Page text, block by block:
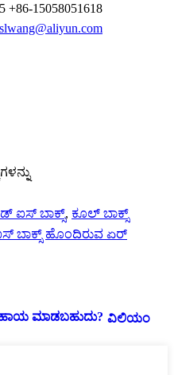
+86-15058051618
ಐಸ್ ಬಾಕ್ಸ್, ಕೂಲ್ ಬಾಕ್ಸ್
ಬಾಕ್ಸ್ ಹೊಂದಿರುವ ಏರ್
ವಿಲಿಯಂ